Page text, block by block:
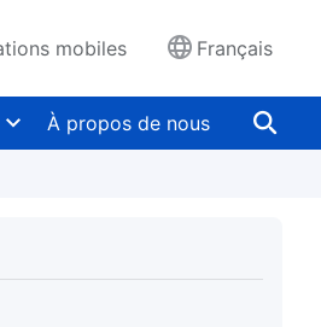
mobiles Français
À propos de nous